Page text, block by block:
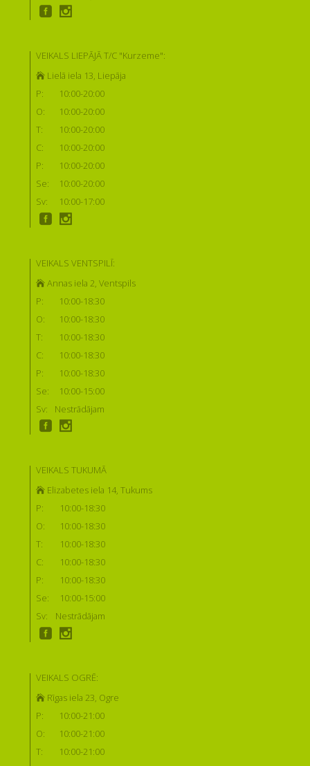
VEIKALS LIEPĀJĀ T/C "Kurzeme":
Lielā iela 13, Liepāja
P:
10:00-20:00
O:
10:00-20:00
T:
10:00-20:00
C:
10:00-20:00
P:
10:00-20:00
Se:
10:00-20:00
Sv:
10:00-17:00
VEIKALS VENTSPILĪ:
Annas iela 2, Ventspils
P:
10:00-18:30
O:
10:00-18:30
T:
10:00-18:30
C:
10:00-18:30
P:
10:00-18:30
Se:
10:00-15:00
Sv:
Nestrādājam
VEIKALS TUKUMĀ
Elizabetes iela 14, Tukums
P:
10:00-18:30
O:
10:00-18:30
T:
10:00-18:30
C:
10:00-18:30
P:
10:00-18:30
Se:
10:00-15:00
Sv:
Nestrādājam
VEIKALS OGRĒ:
Rīgas iela 23, Ogre
P:
10:00-21:00
O:
10:00-21:00
T:
10:00-21:00